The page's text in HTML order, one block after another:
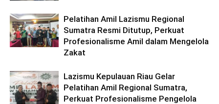
Pelatihan Amil Lazismu Regional
Sumatra Resmi Ditutup, Perkuat
Profesionalisme Amil dalam Mengelola
Zakat
Lazismu Kepulauan Riau Gelar
Pelatihan Amil Regional Sumatra,
Perkuat Profesionalisme Pengelola